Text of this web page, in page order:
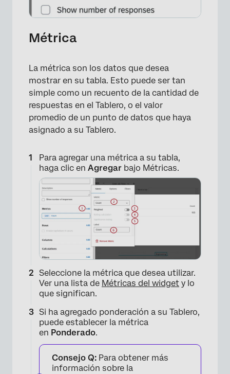
Métrica
La métrica son los datos que desea
mostrar en su tabla. Esto puede ser tan
simple como un recuento de la cantidad de
respuestas en el Tablero, o el valor
promedio de un punto de datos que haya
asignado a su Tablero.
Para agregar una métrica a su tabla,
haga clic en Agregar bajo Métricas.
Seleccione la métrica que desea utilizar.
Ver una lista de Métricas del widget y lo
que significan.
Si ha agregado ponderación a su Tablero,
puede establecer la métrica
en Ponderado.
Consejo Q: Para obtener más
información sobre la